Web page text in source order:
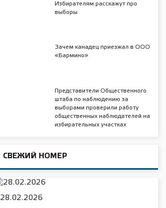
Избирателям расскажут про
выборы
Зачем канадец приезжал в ООО
«Бармино»
Представители Общественного
штаба по наблюдению за
выборами проверили работу
общественных наблюдателей на
избирательных участках
СВЕЖИЙ НОМЕР
28.02.2026